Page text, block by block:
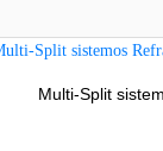
Multi-Split